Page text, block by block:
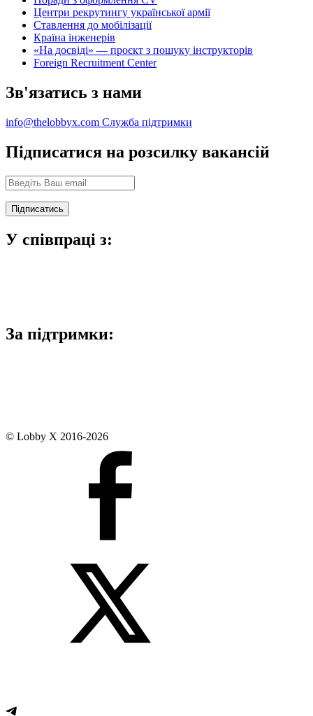
Центри рекрутингу української армії
Ставлення до мобілізації
Країна інженерів
«На досвіді» — проєкт з пошуку інструкторів
Foreign Recruitment Center
Зв'язатись з нами
info@thelobbyx.com Служба підтримки
Підписатися на розсилку вакансій
У співпраці з:
За підтримки:
© Lobby X 2016-2026